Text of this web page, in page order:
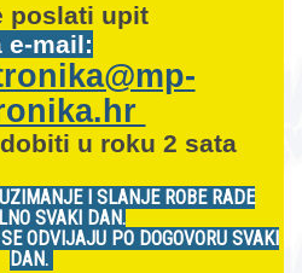
poslati upit
e-mail:
u roku 2 sata
I SLANJE ROBE RADE
SVAKI DAN.
ODVIJAJU PO DOGOVORU SVAKI
DAN.